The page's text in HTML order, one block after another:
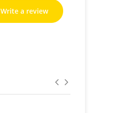
Write a review